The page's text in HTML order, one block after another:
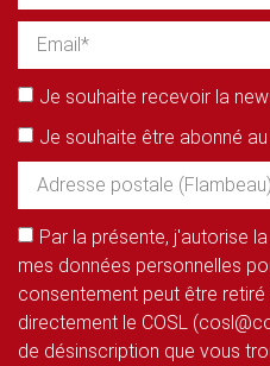
Je souhaite recevoir la
Je souhaite être abonné
Par la présente, j'autorise
mes données personnelles
consentement peut être
directement le COSL
de désinscription que vous